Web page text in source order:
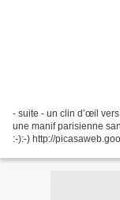
- suite - un clin d’œil
une manif parisienne
:-):-) http://